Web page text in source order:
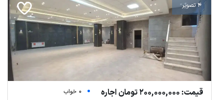
4 تصویر
قیمت: 200,000,000 تومان اجاره
0 خواب